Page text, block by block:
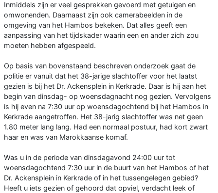
Inmiddels zijn er veel gesprekken gevoerd met getuigen en
omwonenden. Daarnaast zijn ook camerabeelden in de
omgeving van het Hambos bekeken. Dat alles geeft een
aanpassing van het tijdskader waarin een en ander zich zou
moeten hebben afgespeeld.
Op basis van bovenstaand beschreven onderzoek gaat de
politie er vanuit dat het 38-jarige slachtoffer voor het laatst
gezien is bij het Dr. Ackensplein in Kerkrade. Daar is hij aan het
begin van dinsdag- op woensdagnacht nog gezien. Vervolgens
is hij even na 7:30 uur op woensdagochtend bij het Hambos in
Kerkrade aangetroffen. Het 38-jarig slachtoffer was net geen
1.80 meter lang lang. Had een normaal postuur, had kort zwart
haar en was van Marokkaanse komaf.
Was u in de periode van dinsdagavond 24:00 uur tot
woensdagochtend 7:30 uur in de buurt van het Hambos of het
Dr. Ackensplein in Kerkrade of in het tussengelegen gebied?
Heeft u iets gezien of gehoord dat opviel, verdacht leek of